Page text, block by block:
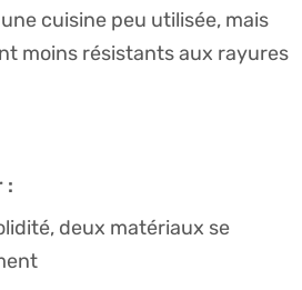
cuisine peu utilisée, mais
moins résistants aux rayures
:
deux matériaux se